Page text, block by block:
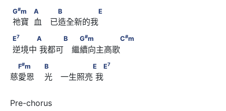
G#m      　　            A　 　B　　　　　E
G#m A B E
祂寶  血　已造全新的我
E7 A      　　　B 　G#m　　　　　C
E7 A B G#m C#m
逆境中 我都可　繼續向主高歌
F# m　　                        B　 　　　　E      　E
F#m B E E7
慈愛恩    光　一生照亮 我